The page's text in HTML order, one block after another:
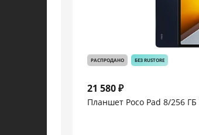
РАСПРОДАНО БЕЗ RUSTORE
21 580 ₽
Планшет Poco Pad 8/256